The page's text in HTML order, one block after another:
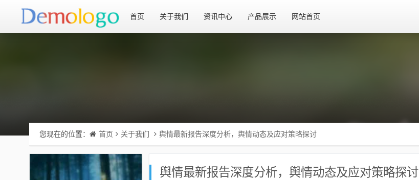
首页 关于我们 资讯中心 产品展示 网站首页
您现在的位置： 首页 关于我们 舆情最新报告深度分析，舆情动态及应对策略探讨
舆情最新报告深度分析，舆情动态及应对策略探讨